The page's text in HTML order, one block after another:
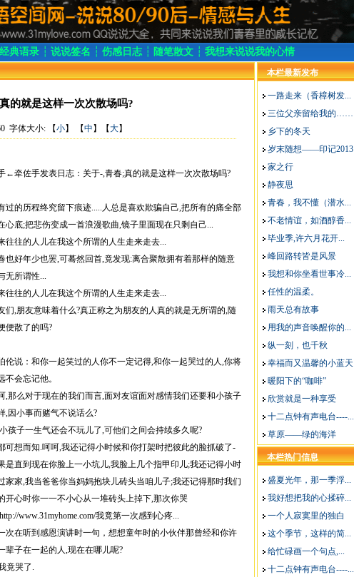
经典语录 ┆ 说说签名 ┆ 伤感日志 ┆ 随笔散文 ┆ 我想来说说我的心情
的就是这样一次次散场吗?
字体大小: 【小】 【中 】【大】
←牵佐手发表日志：关于-,青春;真的就是这样一次次散场吗?
过的历程终究留下痕迹.....人总是喜欢欺骗自己,把所有的痛全部
心底;把悲伤变成一首浪漫歌曲,镜子里面现在只剩自己...
往往的人儿在我这个所谓的人生走来走去...
也好年少也罢,可蓦然回首,竟发现:离合聚散拥有着那样的随意
无所谓性...
往往的人儿在我这个所谓的人生走来走去...
们,朋友意味着什么?真正称之为朋友的人真的就是无所谓的,随
便散了的吗?
伦说：和你一起笑过的人你不一定记得,和你一起哭过的人,你将
不会忘记他。
,那么对于现在的我们而言,面对友谊面对感情我们还要和小孩子
,因小事而赌气不说话么?
孩子一生气还会不玩儿了,可他们之间会持续多久呢?
可想而知.呵呵,我还记得小时候和你打架时把彼此的脸抓破了-
是直到现在你脸上一小坑儿,我脸上几个指甲印儿;我还记得小时
家家,我当爸爸你当妈妈抱块儿砖头当咱儿子;我还记得那时我们
开心时你一一不小心从一堆砖头上掉下,那次你哭
http://www.31myhome.com/我竟第一次感到心疼...
次在听到感恩演讲时一句，想想童年时的小伙伴那曾经和你许
辈子在一起的人,现在在哪儿呢?
竟哭了.
本栏最新发布
一路走来（香樟树发...
三位父亲留给我的……
乡下的冬天
岁末随想——印记2013
家之行
静夜思
青春，我不懂（潜水...
不老情谊，如酒醇香...
毕业季,许六月花开...
峰回路转皆是风景
我想和你坐看世事冷...
任性的温柔。
雨天总有故事
用我的声音唤醒你的...
纵一刻，也千秋
幸福而又温馨的小蓝天
暖阳下的“咖啡”
欣赏就是一种享受
十二点钟有声电台----...
草原——绿的海洋
本栏热门信息
盛夏光年，那一季浮...
我好想把我的心揉碎...
一个人寂寞里的独白
这个季节，这样的简...
给忙碌画一个句点,...
十二点钟有声电台----...